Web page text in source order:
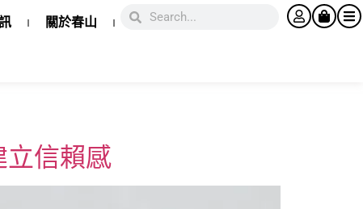
關於春山
立信賴感